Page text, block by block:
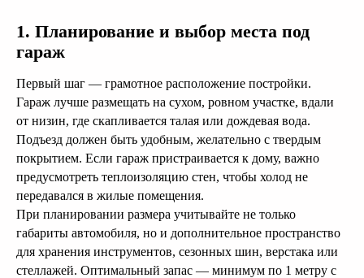
1. Планирование и выбор места под
гараж
Первый шаг — грамотное расположение постройки.
Гараж лучше размещать на сухом, ровном участке, вдали
от низин, где скапливается талая или дождевая вода.
Подъезд должен быть удобным, желательно с твердым
покрытием. Если гараж пристраивается к дому, важно
предусмотреть теплоизоляцию стен, чтобы холод не
передавался в жилые помещения.
При планировании размера учитывайте не только
габариты автомобиля, но и дополнительное пространство
для хранения инструментов, сезонных шин, верстака или
стеллажей. Оптимальный запас — минимум по 1 метру с